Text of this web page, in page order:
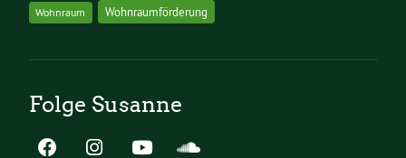
Wohnraum Wohnraumförderung
Folge Susanne